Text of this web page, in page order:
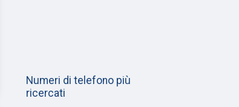
Numeri di telefono più
ricercati